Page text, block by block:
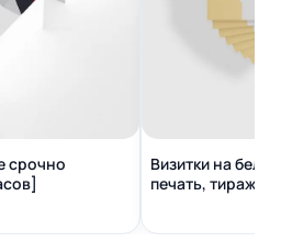
срочно
Визитки на
печать, тираж